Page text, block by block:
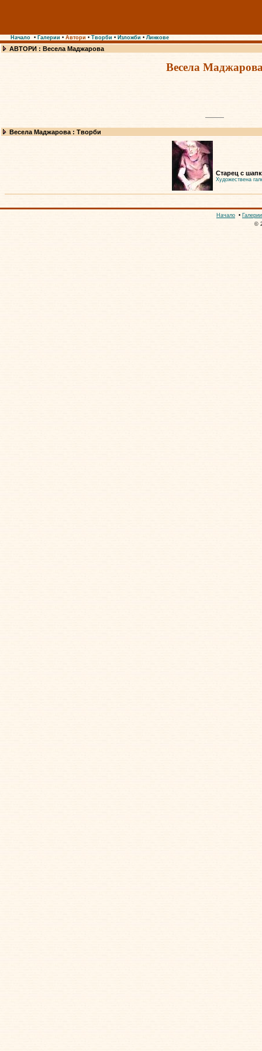
Начало • Галерии • Автори • Творби • Изложби • Линкове
АВТОРИ : Весела Маджарова
Весела
Весела Маджарова : Творби
Старец с
Художествена
Начало • Галерии
©